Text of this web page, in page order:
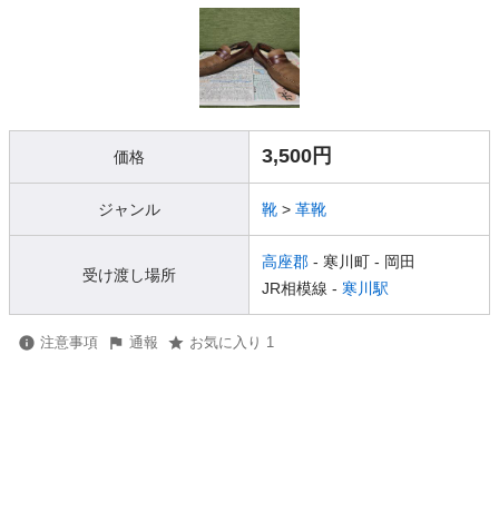
価格 3,500円
ジャンル 靴 > 革靴
受け渡し場所
高座郡 - 寒川町 - 岡田
JR相模線 - 寒川駅
注意事項 通報 お気に入り 1